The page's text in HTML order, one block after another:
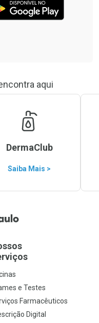
aqui
DermaClub
Saiba Mais >
e Testes
Farmacêuticos
Digital